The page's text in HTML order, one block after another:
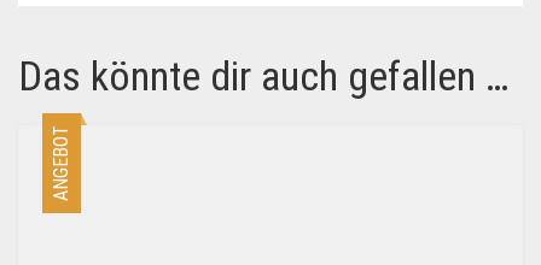
Das könnte dir auch gefallen …
ANGEBOT